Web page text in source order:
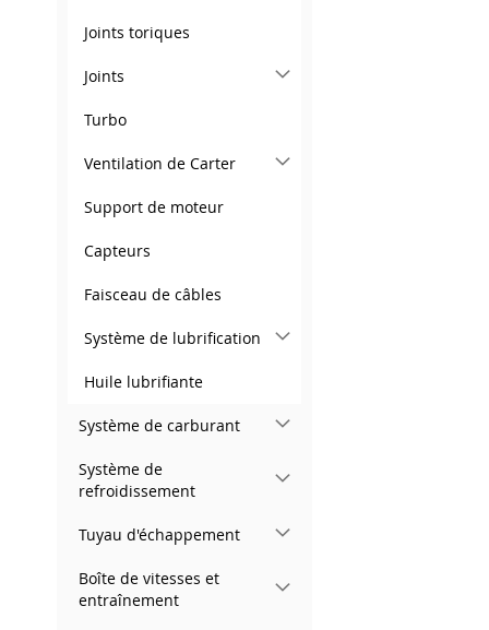
Joints toriques
Joints
Turbo
Ventilation de Carter
Support de moteur
Capteurs
Faisceau de câbles
Système de lubrification
Huile lubrifiante
Système de carburant
Système de
refroidissement
Tuyau d'échappement
Boîte de vitesses et
entraînement